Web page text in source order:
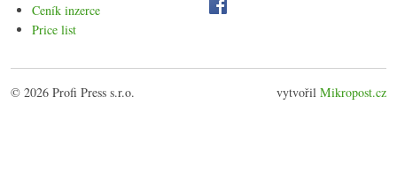
Ceník inzerce
Price list
© 2026 Profi Press s.r.o. vytvořil Mikropost.cz